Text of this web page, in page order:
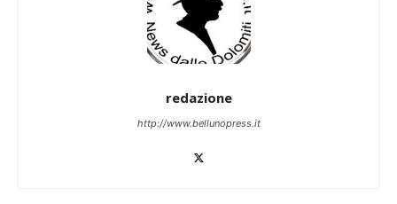
redazione
http://www.bellunopress.it